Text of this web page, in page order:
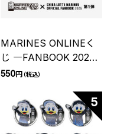
MARINES ONLINEく
じ ―FANBOOK 2026
第1弾― チケット
550円（税込）
5